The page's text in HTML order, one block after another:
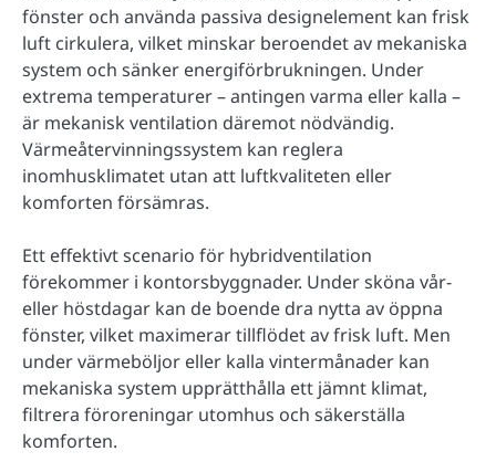
fönster och använda passiva designelement kan frisk
luft cirkulera, vilket minskar beroendet av mekaniska
system och sänker energiförbrukningen. Under
extrema temperaturer – antingen varma eller kalla –
är mekanisk ventilation däremot nödvändig.
Värmeåtervinningssystem kan reglera
inomhusklimatet utan att luftkvaliteten eller
komforten försämras.
Ett effektivt scenario för hybridventilation
förekommer i kontorsbyggnader. Under sköna vår-
eller höstdagar kan de boende dra nytta av öppna
fönster, vilket maximerar tillflödet av frisk luft. Men
under värmeböljor eller kalla vintermånader kan
mekaniska system upprätthålla ett jämnt klimat,
filtrera föroreningar utomhus och säkerställa
komforten.